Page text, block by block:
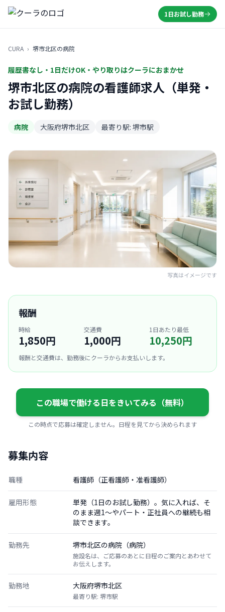
1日お試し勤務
CURA › 堺市北区の病院
履歴書なし・1日だけOK・やり取りはクーラにおまかせ
堺市北区の病院の看護師求人（単発・
お試し勤務）
病院 大阪府堺市北区 最寄り駅: 堺市駅
写真はイメージです
報酬
時給
1,850円
交通費
1,000円
1日あたり最低
10,250円
報酬と交通費は、勤務後にクーラからお支払いします。
この職場で働ける日をきいてみる（無料）
この時点で応募は確定しません。日程を見てから決められます
募集内容
職種 看護師（正看護師・准看護師）
雇用形態
単発（1日のお試し勤務）。気に入れば、そ
のまま週1〜やパート・正社員への継続も相
談できます。
勤務先 堺市北区の病院（病院）
施設名は、ご応募のあとに日程のご案内とあわせて
お伝えします。
勤務地 大阪府堺市北区
最寄り駅: 堺市駅